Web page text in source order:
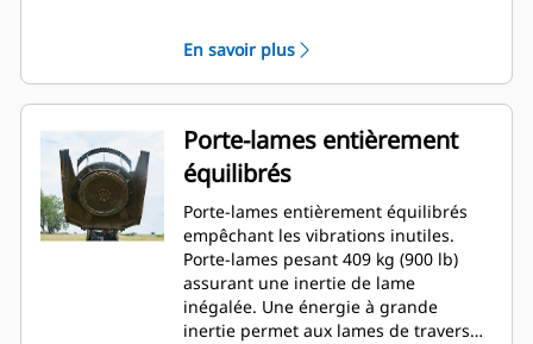
En savoir plus
Porte-lames entièrement
équilibrés
Porte-lames entièrement équilibrés
empêchant les vibrations inutiles.
Porte-lames pesant 409 kg (900 lb)
assurant une inertie de lame
inégalée. Une énergie à grande
inertie permet aux lames de traverser